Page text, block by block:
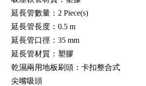
延長管數量：2 Piece(s)
延長管長度：0.5 m
延長管口徑：35 mm
延長管材質：塑膠
乾濕兩用地板刷頭：卡扣整合式
尖嘴吸頭